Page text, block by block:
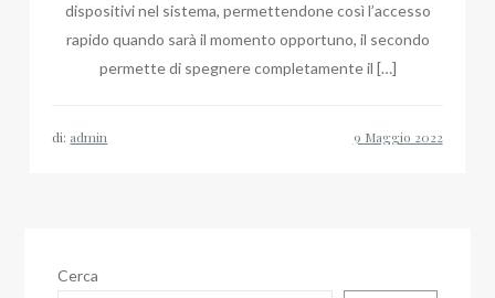
dispositivi nel sistema, permettendone così l’accesso
rapido quando sarà il momento opportuno, il secondo
permette di spegnere completamente il […]
di: admin
Cerca